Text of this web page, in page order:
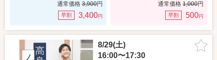
通常価格 3,900円
早割 3,400円
通常価格 1,000円
早割 500円
8/29(土)
16:00〜17:30